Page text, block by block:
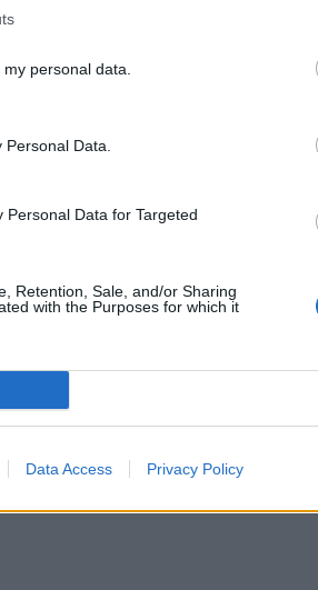
personal data.
Data.
Data for Targeted
Retention, Sale, and/or Sharing
with the Purposes for which it
Data Access Privacy Policy